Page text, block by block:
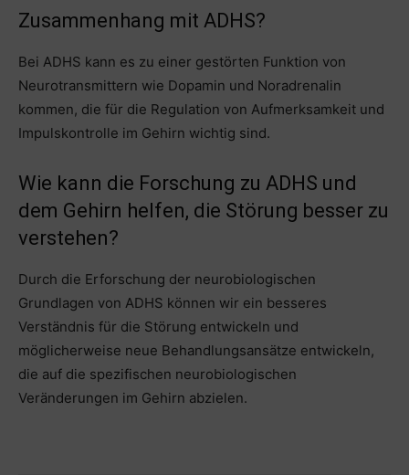
Zusammenhang mit ADHS?
Bei ADHS kann es zu einer gestörten Funktion von
Neurotransmittern wie Dopamin und Noradrenalin
kommen, die für die Regulation von Aufmerksamkeit und
Impulskontrolle im Gehirn wichtig sind.
Wie kann die Forschung zu ADHS und
dem Gehirn helfen, die Störung besser zu
verstehen?
Durch die Erforschung der neurobiologischen
Grundlagen von ADHS können wir ein besseres
Verständnis für die Störung entwickeln und
möglicherweise neue Behandlungsansätze entwickeln,
die auf die spezifischen neurobiologischen
Veränderungen im Gehirn abzielen.